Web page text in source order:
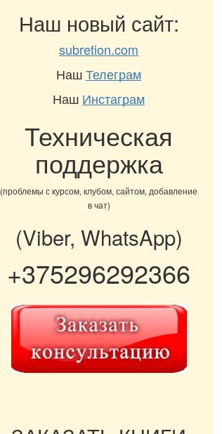
Наш новый сайт:
subretion.com
НашТелеграм
Наш Инстаграм
Техническая
поддержка
(проблемы с курсом, клубом, сайтом, добавление
в чат)
(Viber, WhatsApp)
+375296292366